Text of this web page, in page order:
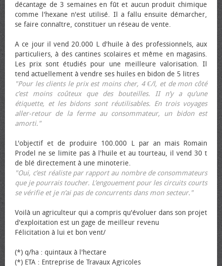
décantage de 3 semaines en fût et aucun produit chimique
comme l'hexane n'est utilisé. Il a fallu ensuite démarcher,
se faire connaître, constituer un réseau de vente.
A ce jour il vend 20.000 L d'huile à des professionnels, aux
particuliers, à des cantines scolaires et même en magasins.
Les prix sont étudiés pour une meilleure valorisation. Il
tend actuellement à vendre ses huiles en bidon de 5 litres
"Pour les clients le prix est moins cher, 4 €/l, et de mon côté
c’est moins coûteux que des bouteilles. II n’y a qu’une
étiquette, et les bidons sont réutilisables. En trois voyages
aller-retour de la ferme au consommateur, un bidon est
amorti."
L'objectif et de produire 100.000 L par an mais Romain
Prodel ne se limite pas à l'huile et au tourteau, il vend 30 t
de blé directement à une minoterie.
"Oui, c’est réaliste par rapport au nombre de consommateurs
que je pourrais toucher. L’engouement pour les circuits courts
se vérifie et je n’ai pas de concurrents dans mon secteur."
Voilà un agriculteur qui a compris qu'évoluer dans son projet
d'exploitation est un gage de meilleur revenu
Félicitation à lui et bon vent/
(*) q/ha : quintaux à l'hectare
(*) ETA : Entreprise de Travaux Agricoles